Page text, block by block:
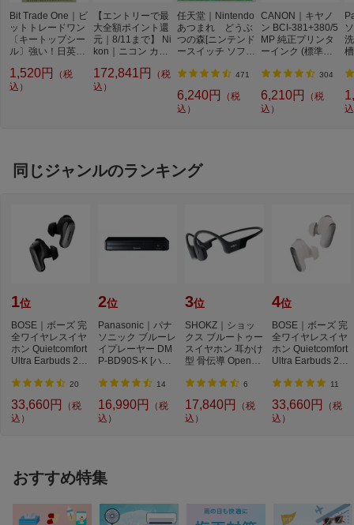
Bit Trade One｜ビ
ットトレードワン
〔キートップシー
ル〕強い！日英対
プシールセット ブ
ルー DYKTSBL
1,520円
（税
込）
【エントリーで最
大全額ポイント還
元｜8/11まで】 Ni
kon｜ニコン カメ
KKOR 200-500m
m f/5.6E ED VR NI
172,841円
（税
込）
任天堂｜Nintendo
あつまれ どうぶ
つの森[ニンテンド
ースイッチ ソフ
471
6,240円
（税
込）
CANON｜キヤノ
ン BCI-381+380/5
MP 純正プリンタ
ーインク (標準容
3813805MP] 304
6,210円
（税
込）
同じジャンルのランキング
1位
BOSE｜ボーズ 完
全ワイヤレスイヤ
ホン Quietcomfort
Ultra Earbuds 2nd
U...
20
33,660円
（税
込）
2位
Panasonic｜パナ
ソニック ブルーレ
イプレーヤー DM
P-BD90S-K [ハイ
用...
14
16,990円
（税
込）
3位
SHOKZ｜ショッ
クス ブルートゥー
スイヤホン 耳かけ
型 骨伝導 OpenRu
P...
6
17,840円
（税
込）
4位
BOSE｜ボーズ 完
全ワイヤレスイヤ
ホン Quietcomfort
Ultra Earbuds 2nd
O...
11
33,660円
（税
込）
おすすめ特集